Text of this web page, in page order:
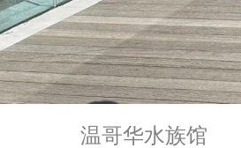
温哥华水族馆